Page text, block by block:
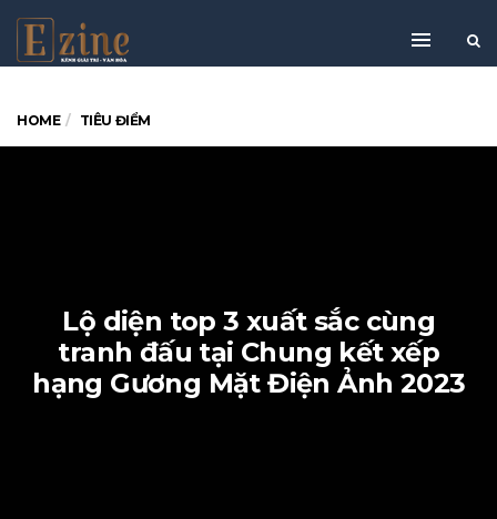
HOME TIÊU ĐIỂM
Lộ diện top 3 xuất sắc cùng
tranh đấu tại Chung kết xếp
hạng Gương Mặt Điện Ảnh 2023